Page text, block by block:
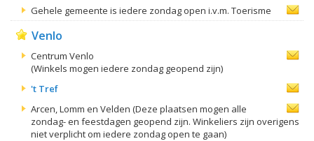
Gehele gemeente is iedere zondag open i.v.m. Toerisme
Venlo
Centrum Venlo
(Winkels mogen iedere zondag geopend zijn)
't Tref
Arcen, Lomm en Velden (Deze plaatsen mogen alle
zondag- en feestdagen geopend zijn. Winkeliers zijn overigens
niet verplicht om iedere zondag open te gaan)